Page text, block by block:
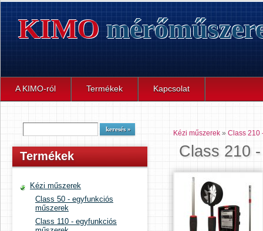
KIMO
A KIMO-ról Termékek Kapcsolat
Termékek
Kézi műszerek
Class 50 - egyfunkciós
műszerek
Class 110 - egyfunkciós
Class 210
Kézi műszerek» Class 210